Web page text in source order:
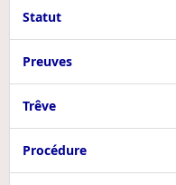
Statut
Preuves
Trêve
Procédure